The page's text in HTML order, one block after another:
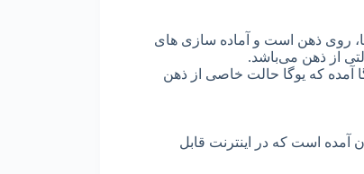
روی ذهن است و آماده سازی های
از ذهن می‌باشد.
آمده که یوگا حالت خاصی از ذهن
است که در اینترنت قابل